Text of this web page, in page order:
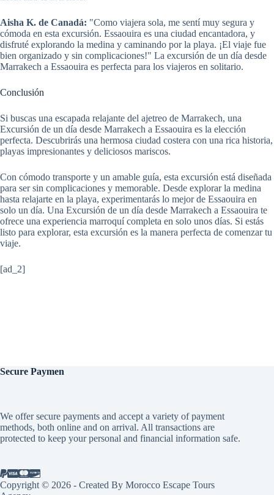
Aisha K. de Canadá: "Como viajera sola, me sentí muy segura y
cómoda en esta excursión. Essaouira es una ciudad encantadora, y
disfruté explorando la medina y caminando por la playa. ¡El viaje fue
bien organizado y sin complicaciones!" La excursión de un día desde
Marrakech a Essaouira es perfecta para los viajeros en solitario.
Conclusión
Si buscas una escapada relajante del ajetreo de Marrakech, una
Excursión de un día desde Marrakech a Essaouira es la elección
perfecta. Descubrirás una hermosa ciudad costera con una rica historia,
playas impresionantes y deliciosos mariscos.
Con cómodo transporte y un amable guía, esta excursión está diseñada
para ser sin complicaciones y memorable. Desde explorar la medina
hasta relajarte en la playa, experimentarás lo mejor de Essaouira en
solo un día. Una Excursión de un día desde Marrakech a Essaouira te
ofrece una experiencia marroquí completa en solo unos días. Si estás
listo para explorar, esta excursión es la manera perfecta de comenzar tu
viaje.
[ad_2]
Secure Paymen
We offer secure payments and accept a variety of payment
methods, both online and on arrival. All transactions are
protected to keep your personal and financial information safe.
Copyright © 2026 - Created By Morocco Escape Tours